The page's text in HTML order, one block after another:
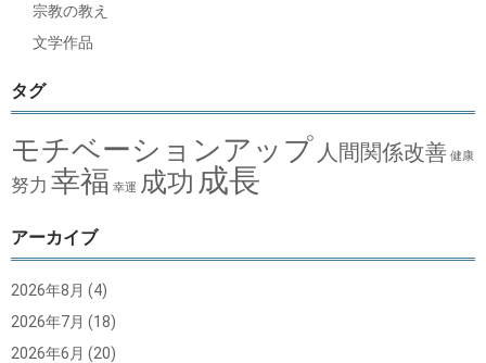
宗教の教え
文学作品
タグ
モチベーションアップ 人間関係改善 健康
努力 幸福 幸運 成功 成長
アーカイブ
2026年8月 (4)
2026年7月 (18)
2026年6月 (20)